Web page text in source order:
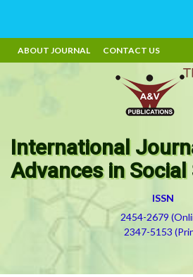
ABOUT JOURNAL CONTACT US
International
Advances in Social
ISSN
2454-2679
2347-5153